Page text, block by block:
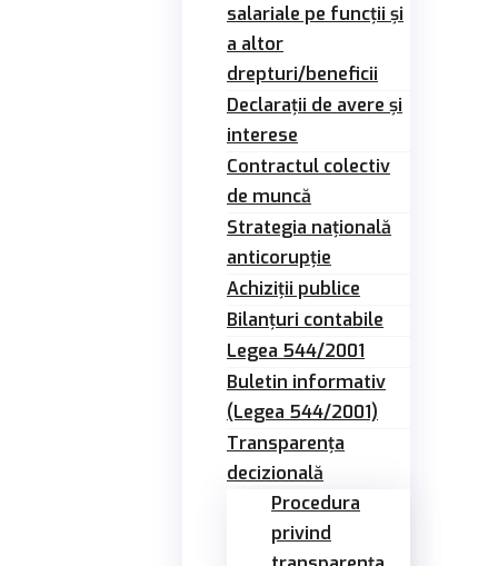
salariale pe funcții și
a altor
drepturi/beneficii
Declarații de avere și
interese
Contractul colectiv
de muncă
Strategia națională
anticorupție
Achiziții publice
Bilanțuri contabile
Legea 544/2001
Buletin informativ
(Legea 544/2001)
Transparența
decizională
Procedura
privind